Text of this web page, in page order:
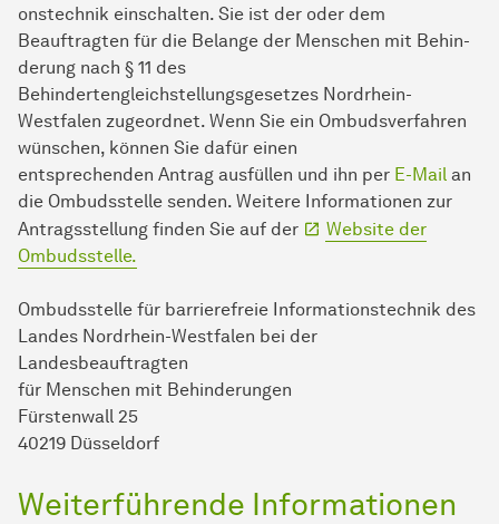
ons­tech­nik einschalten. Sie ist der oder dem
Beauftragten für die Belange der Men­schen mit Be­hin­
derung nach § 11 des
Behindertengleichstellungsgesetzes Nordrhein-
Westfalen zugeordnet. Wenn Sie ein Ombudsverfahren
wünschen, können Sie dafür einen
entsprechenden Antrag ausfüllen und ihn per E-Mail an
die Ombudsstelle senden. Weitere Informationen zur
Antragsstellung finden Sie auf der
Website der
Ombudsstelle.
Ombudsstelle für barrierefreie In­for­ma­ti­ons­tech­nik des
Landes Nordrhein-Westfalen bei der
Landesbeauftragten
für Men­schen mit Be­hin­de­run­gen
Fürstenwall 25
40219 Düsseldorf
Weiterführende In­for­ma­ti­onen